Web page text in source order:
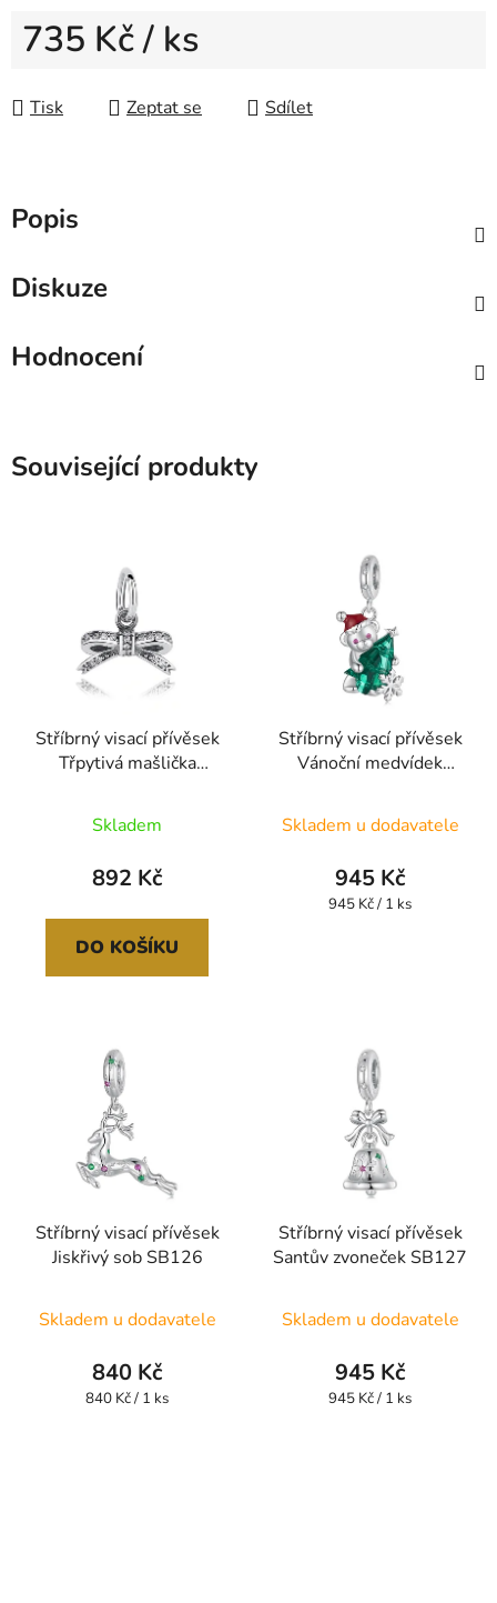
735 Kč/ ks
Tisk
Zeptat se Sdílet
Popis
Diskuze
Hodnocení
Související produkty
Stříbrný visací přívěsek
Třpytivá mašlička
Skladem
892 Kč
DO KOŠÍKU
Stříbrný visací přívěsek
Vánoční medvídek
Skladem u dodavatele
945 Kč
Měrná
945 Kč / 1 ks
Stříbrný visací přívěsek
Jiskřivý sob SB126
Skladem u dodavatele
840 Kč
Měrná
840 Kč / 1 ks
Stříbrný visací přívěsek
Santův zvoneček SB127
Skladem u dodavatele
945 Kč
Měrná
945 Kč / 1 ks